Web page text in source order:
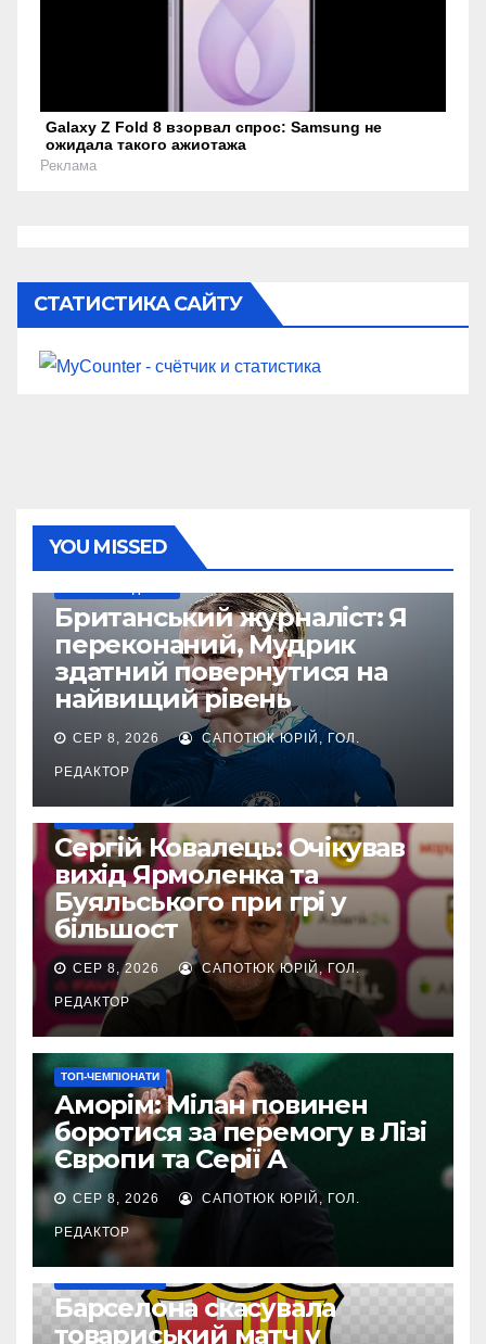
Galaxy Z Fold 8 взорвал спрос: Samsung не
ожидала такого ажиотажа
Реклама
СТАТИСТИКА САЙТУ
YOU MISSED
Британський журналіст: Я
переконаний, Мудрик
здатний повернутися на
найвищий рівень
СЕР 8, 2026 САПОТЮК ЮРІЙ, ГОЛ.
РЕДАКТОР
Сергій Ковалець: Очікував
вихід Ярмоленка та
Буяльського при грі у
більшост
СЕР 8, 2026 САПОТЮК ЮРІЙ, ГОЛ.
РЕДАКТОР
ТОП-ЧЕМПІОНАТИ
Аморім: Мілан повинен
боротися за перемогу в Лізі
Європи та Серії А
СЕР 8, 2026 САПОТЮК ЮРІЙ, ГОЛ.
РЕДАКТОР
Барселона скасувала
товариський матч у